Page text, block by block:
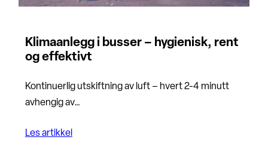
Klimaanlegg i busser – hygienisk, rent
og effektivt
Kontinuerlig utskiftning av luft – hvert 2-4 minutt
avhengig av…
Les artikkel